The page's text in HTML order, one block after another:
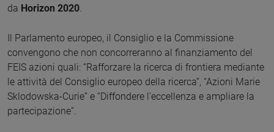
da Horizon 2020
Il Parlamento europeo, il Consiglio e la Commissione
convengono che non concorreranno al finanziamento del
FEIS azioni quali: “Rafforzare la ricerca di frontiera mediante
le attività del Consiglio europeo della ricerca”, “Azioni Marie
Sklodowska-Curie” e “Diffondere l'eccellenza e ampliare la
partecipazione”.